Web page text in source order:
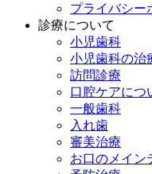
プライバシー
診療について
小児歯科
小児歯科の治
訪問診療
口腔ケアにつ
一般歯科
入れ歯
審美治療
お口のメイン